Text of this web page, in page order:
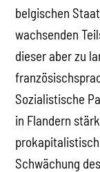
belgischen
wachsenden
dieser aber zu
Sozialistische
in Flandern
Schwächung